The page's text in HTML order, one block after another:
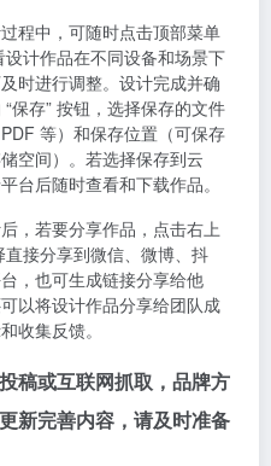
过程中，可随时点击顶部菜单
设计作品在不同设备和场景下
时进行调整。设计完成并确
保存” 按钮，选择保存的文件
等）和保存位置（可保存
空间）。若选择保存到云
台后随时查看和下载作品。
后，若要分享作品，点击右上
直接分享到微信、微博、抖
，也可生成链接分享给他
以将设计作品分享给团队成
收集反馈。
稿或互联网抓取，品牌方
新完善内容，请及时准备